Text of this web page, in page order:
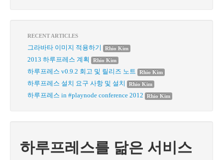
RECENT ARTICLES
그라바타 이미지 적용하기 Rhio Kim
2013 하루프레스 계획 Rhio Kim
하루프레스 v0.9.2 회고 및 릴리즈 노트 Rhio Kim
하루프레스 설치 요구 사항 및 설치 Rhio Kim
하루프레스 in #playnode conference 2012 Rhio Kim
하루프레스를 닮은 서비스